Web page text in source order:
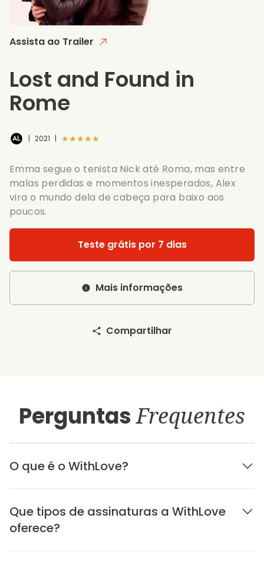
Assista ao Trailer
Lost and Found in
Rome
| 2021 | ★★★★★
Emma segue o tenista Nick até Roma, mas entre
malas perdidas e momentos inesperados, Alex
vira o mundo dela de cabeça para baixo aos
poucos.
Teste grátis por 7 dias
Mais informações
Compartilhar
PerguntasFrequentes
O que é o WithLove?
Que tipos de assinaturas a WithLove
oferece?